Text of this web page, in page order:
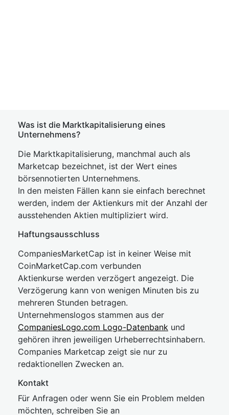
Was ist die Marktkapitalisierung eines
Unternehmens?
Die Marktkapitalisierung, manchmal auch als
Marketcap bezeichnet, ist der Wert eines
börsennotierten Unternehmens.
In den meisten Fällen kann sie einfach berechnet
werden, indem der Aktienkurs mit der Anzahl der
ausstehenden Aktien multipliziert wird.
Haftungsausschluss
CompaniesMarketCap ist in keiner Weise mit
CoinMarketCap.com verbunden
Aktienkurse werden verzögert angezeigt. Die
Verzögerung kann von wenigen Minuten bis zu
mehreren Stunden betragen.
Unternehmenslogos stammen aus der
CompaniesLogo.com Logo-Datenbank und
gehören ihren jeweiligen Urheberrechtsinhabern.
Companies Marketcap zeigt sie nur zu
redaktionellen Zwecken an.
Kontakt
Für Anfragen oder wenn Sie ein Problem melden
möchten, schreiben Sie an